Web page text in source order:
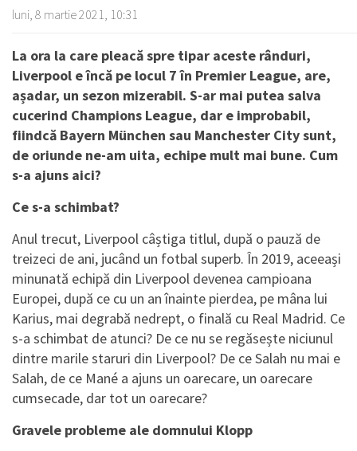
luni, 8 martie 2021, 10:31
La ora la care pleacă spre tipar aceste rânduri,
Liverpool e încă pe locul 7 în Premier League, are,
așadar, un sezon mizerabil. S-ar mai putea salva
cucerind Champions League, dar e improbabil,
fiindcă Bayern München sau Manchester City sunt,
de oriunde ne-am uita, echipe mult mai bune. Cum
s-a ajuns aici?
Ce s-a schimbat?
Anul trecut, Liverpool câștiga titlul, după o pauză de
treizeci de ani, jucând un fotbal superb. În 2019, aceeași
minunată echipă din Liverpool devenea campioana
Europei, după ce cu un an înainte pierdea, pe mâna lui
Karius, mai degrabă nedrept, o finală cu Real Madrid. Ce
s-a schimbat de atunci? De ce nu se regăsește niciunul
dintre marile staruri din Liverpool? De ce Salah nu mai e
Salah, de ce Mané a ajuns un oarecare, un oarecare
cumsecade, dar tot un oarecare?
Gravele probleme ale domnului Klopp